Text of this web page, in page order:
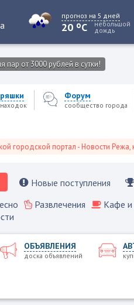
прогноз на 5 дней
20 oC небольшой
дождь
пар от 3000 рублей в сутки!
Форум
сообщество города
портал - Новости Режа,
Новые поступления
Развлечения Кафе и
ОБЪЯВЛЕНИЯ
доска объявлений